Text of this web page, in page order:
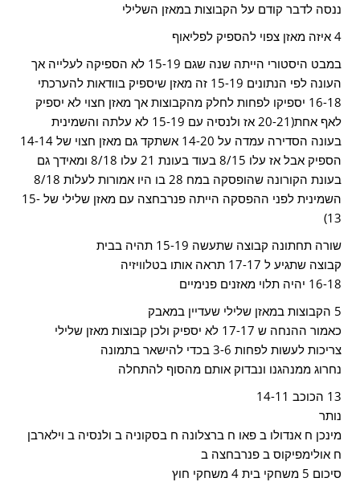
ננסה לדבר קודם על הקבוצות במאזן השלילי
4 איזה מאזן צפוי להספיק לפליאוף
במבט היסטורי הייתה שנה שגם 15-19 לא הספיקה לעלייה אך
העונה לפי הנתונים 15-19 זה מאזן שיספיק בוודאות להערכתי
16-18 יספיקו לפחות לחלק מהקבוצות אך מאזן חצוי לא יספיק
לאף אחת(20-21 אז ולנסיה עם 15-19 לא עלתה והשמינית
בעונה הסדירה עמדה על 14-20 אשתקד גם מאזן חצוי של 14-14
הספיק אבל אז עלו 8/15 בעוד בעונת 21 עלו 8/18 ומאידך גם
בעונת הקורונה שהופסקה במח 28 בו היו אמורות לעלות 8/18
השמינית לפני ההפסקה הייתה פנרבחצה עם מאזן שלילי של 15-
13)
שורה תחתונה קבוצה שתעשה 15-19 תהיה בבית
קבוצה שתגיע ל 17-17 תראה אותו בטלוויזיה
16-18 יהיה תלוי מאזנים פנימיים
5 הקבוצות במאזן שלילי שעדיין במאבק
כאמור ההנחה ש 17-17 לא יספיק ולכן קבוצות מאזן שלילי
צריכות לעשות לפחות 3-6 בכדי להישאר בתמונה
נחרוג ממנהגנו ונבדוק אותם מהסוף להתחלה
13 הכוכב 14-11
נותר
מינכן ח אנדולו ב פאו ח ברצלונה ח בסקוניה ב ולנסיה ב וילארבן
ח אולימפיקוס ב פנרבחצה ב
סיכום 5 משחקי בית 4 משחקי חוץ